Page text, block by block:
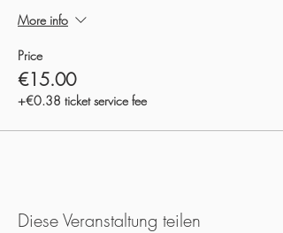
More info
Price
€15.00
+€0.38 ticket service fee
Diese Veranstaltung teilen